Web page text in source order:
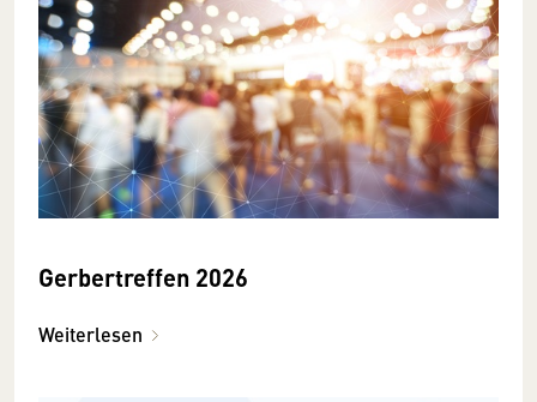
Gerbertreffen 2026
Weiterlesen